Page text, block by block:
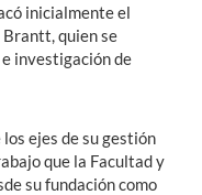
inicialmente el
quien se
investigación de
ejes de su gestión
que la Facultad y
su fundación como